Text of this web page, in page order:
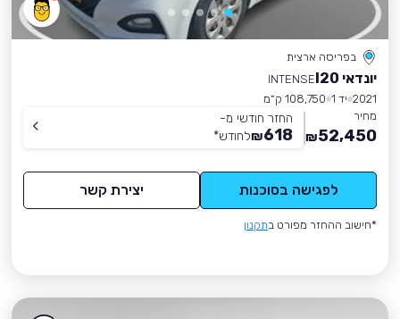
בפריסה ארצית
יונדאי I20
INTENSE
2021 יד 1
108,750 ק״מ
מחיר
52,450
₪
החזר חודשי מ-
618
₪לחודש*
לפגישה בסוכנות יצירת קשר
*חישוב ההחזר מפורט בתקנון